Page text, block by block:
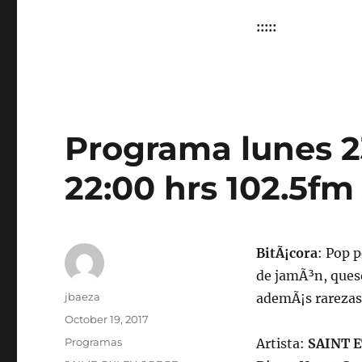
:::::
Programa lunes
22:00 hrs
BitÃ¡cora: Pop
de jamÃ³n,
ademÃ¡s
Artista: SAINT
Author
jbaeza
Posted
October 19, 2017
Categories
Programas